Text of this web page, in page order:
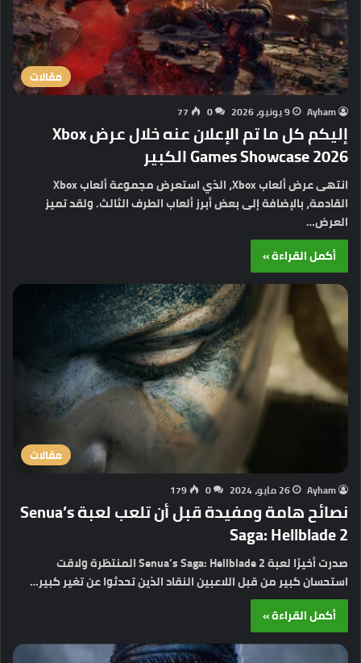
مقالات
Ayham 9 يونيو، 2026 0
77
إليكم كل ما تم الإعلان عنه خلال عرض Xbox
Games Showcase 2026 الكبير
انتهى عرض ألعاب Xbox، الذي استعرض مجموعة ألعاب Xbox
القادمة، بالإضافة إلى بعض أبرز ألعاب الطرف الثالث. ولقد تميز
العرض…
أكمل القراءة »
مقالات
Ayham 26 مايو، 2024 0
179
نصائح هامة ومفيدة قبل أن تلعب لعبة Senua’s
Saga: Hellblade 2
صدرت أخيرًا لعبة Senua’s Saga: Hellblade 2 المنتظرة ولاقت
استحسان كبير من قبل اللاعبين النقاد الذين تحدثوا عن تغير كبير…
أكمل القراءة »